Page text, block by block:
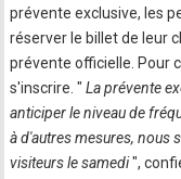
prévente exclusive, les
réserver le billet de leur
prévente officielle. Pour
s'inscrire. " La prévente
anticiper le niveau de
à d'autres mesures, nous
visiteurs le samedi",